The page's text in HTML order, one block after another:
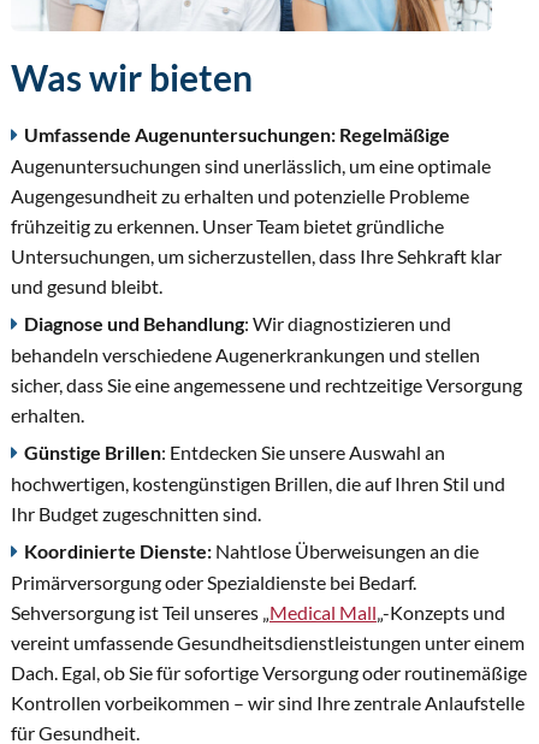
Was wir bieten
Umfassende Augenuntersuchungen: Regelmäßige
Augenuntersuchungen sind unerlässlich, um eine optimale
Augengesundheit zu erhalten und potenzielle Probleme
frühzeitig zu erkennen. Unser Team bietet gründliche
Untersuchungen, um sicherzustellen, dass Ihre Sehkraft klar
und gesund bleibt.
Diagnose und Behandlung: Wir diagnostizieren und
behandeln verschiedene Augenerkrankungen und stellen
sicher, dass Sie eine angemessene und rechtzeitige Versorgung
erhalten.
Günstige Brillen: Entdecken Sie unsere Auswahl an
hochwertigen, kostengünstigen Brillen, die auf Ihren Stil und
Ihr Budget zugeschnitten sind.
Koordinierte Dienste:Nahtlose Überweisungen an die
Primärversorgung oder Spezialdienste bei Bedarf.
Sehversorgung ist Teil unseres „ Medical Mall „-Konzepts und
vereint umfassende Gesundheitsdienstleistungen unter einem
Dach. Egal, ob Sie für sofortige Versorgung oder routinemäßige
Kontrollen vorbeikommen – wir sind Ihre zentrale Anlaufstelle
für Gesundheit.